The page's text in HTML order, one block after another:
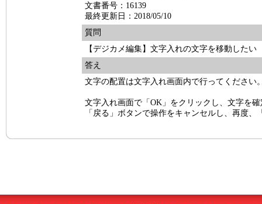
文書番号：16139
最終更新日：2018/05/10
質問
【デジカメ編集】文字入れの文字を移動したい
答え
文字の配置は文字入れ画面内で行ってください
文字入れ画面で「OK」をクリックし、文字を
「戻る」ボタンで操作をキャンセルし、再度